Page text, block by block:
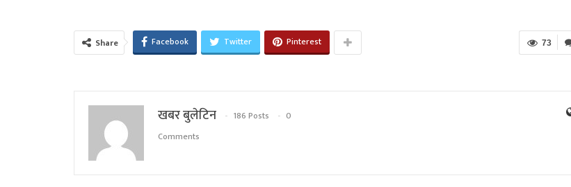
73
Share Facebook Twitter Pinterest
खबर बुलेटिन 186 Posts
0
Comments